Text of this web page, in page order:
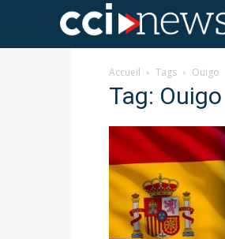
Accueil Tags Ouigo
Tag: Ouigo